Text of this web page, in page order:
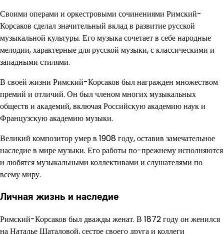
Своими операми и оркестровыми сочинениями Римский-
Корсаков сделал значительный вклад в развитие русской
музыкальной культуры. Его музыка сочетает в себе народные
мелодии, характерные для русской музыки, с классическими и
западными стилями.
В своей жизни Римский-Корсаков был награжден множеством
премий и отличий. Он был членом многих музыкальных
обществ и академий, включая Российскую академию наук и
Французскую академию музыки.
Великий композитор умер в 1908 году, оставив замечательное
наследие в мире музыки. Его работы по-прежнему исполняются
и любятся музыкальными коллективами и слушателями по
всему миру.
Личная жизнь и наследие
Римский-Корсаков был дважды женат. В 1872 году он женился
на Наталье Шаталовой, сестре своего друга и коллеги